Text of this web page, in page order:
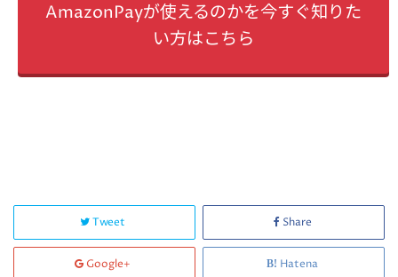
AmazonPayが使えるのかを今すぐ知りた
い方はこちら
Tweet Share
Google+ Hatena